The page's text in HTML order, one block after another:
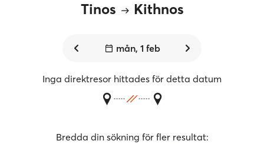
Tinos Kithnos
mån, 1 feb
Inga direktresor hittades för detta datum
Bredda din sökning för fler resultat: